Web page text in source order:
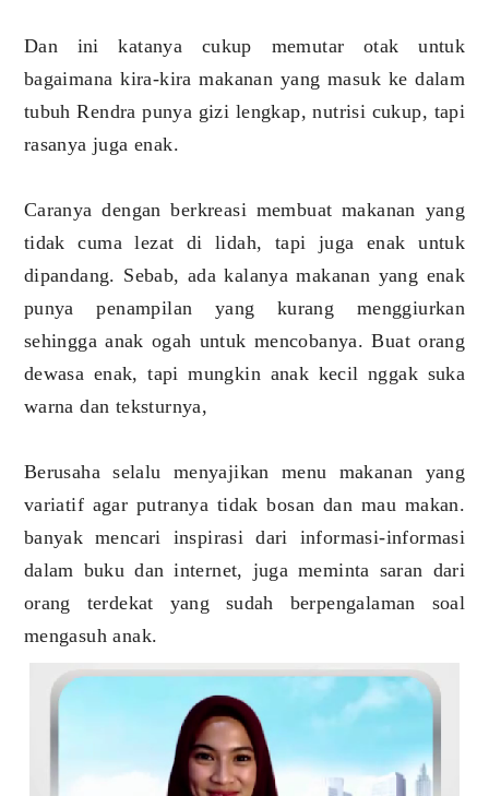
Dan ini katanya cukup memutar otak untuk
bagaimana kira-kira makanan yang masuk ke dalam
tubuh Rendra punya gizi lengkap, nutrisi cukup, tapi
rasanya juga enak.
Caranya dengan berkreasi membuat makanan yang
tidak cuma lezat di lidah, tapi juga enak untuk
dipandang. Sebab, ada kalanya makanan yang enak
punya penampilan yang kurang menggiurkan
sehingga anak ogah untuk mencobanya. Buat orang
dewasa enak, tapi mungkin anak kecil nggak suka
warna dan teksturnya,
Berusaha selalu menyajikan menu makanan yang
variatif agar putranya tidak bosan dan mau makan.
banyak mencari inspirasi dari informasi-informasi
dalam buku dan internet, juga meminta saran dari
orang terdekat yang sudah berpengalaman soal
mengasuh anak.